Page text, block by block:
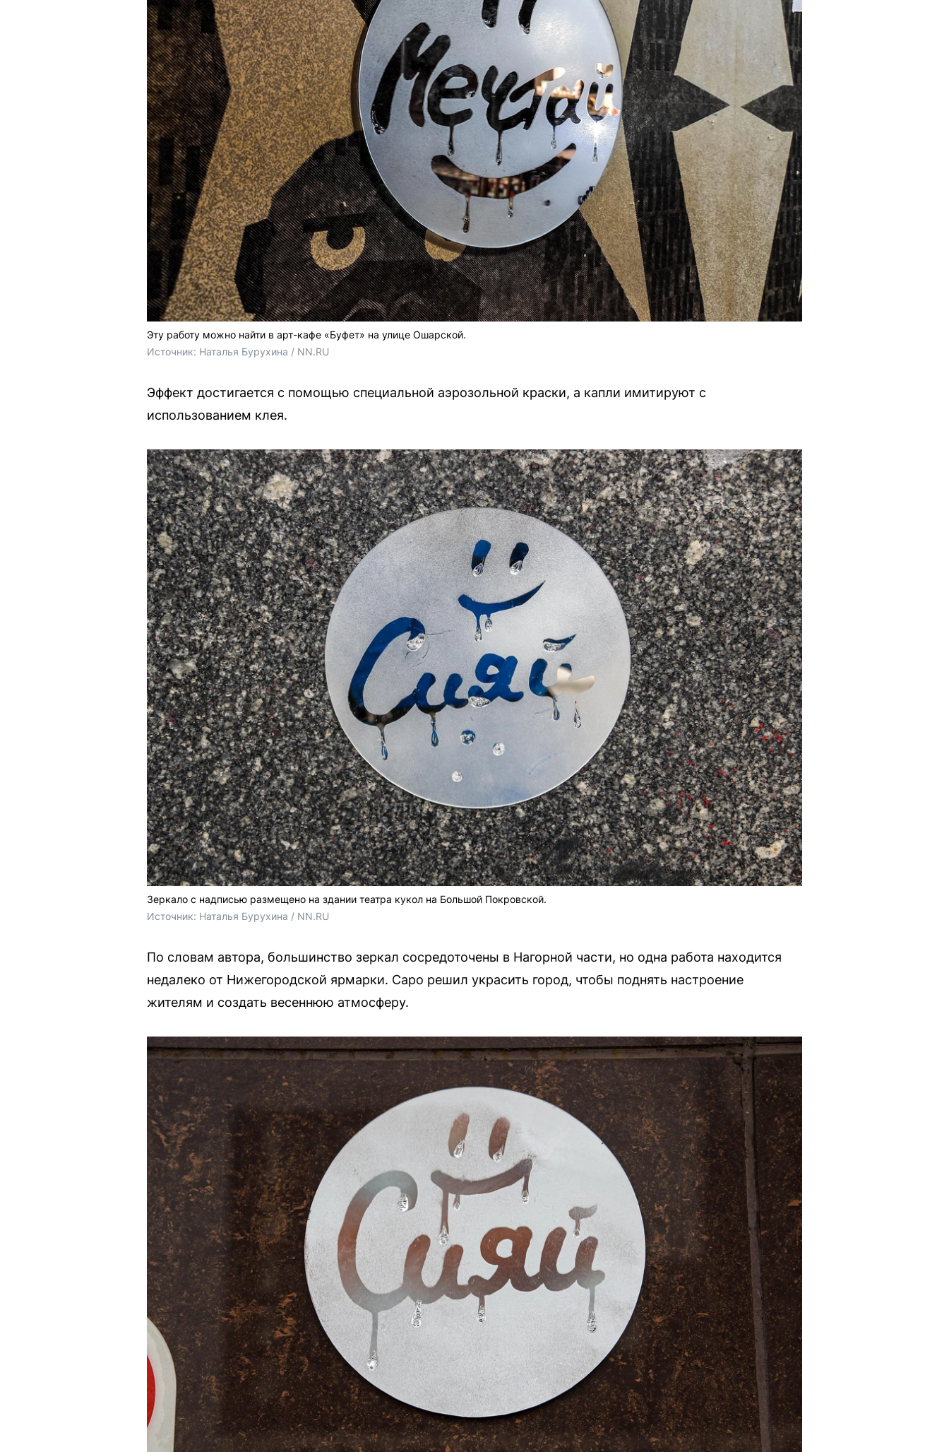
Эту работу можно найти в арт-кафе «Буфет» на улице Ошарской.
Источник: Наталья Бурухина / NN.RU
Эффект достигается с помощью специальной аэрозольной краски, а капли имитируют с
использованием клея.
Зеркало с надписью размещено на здании театра кукол на Большой Покровской.
Источник: Наталья Бурухина / NN.RU
По словам автора, большинство зеркал сосредоточены в Нагорной части, но одна работа находится
недалеко от Нижегородской ярмарки. Саро решил украсить город, чтобы поднять настроение
жителям и создать весеннюю атмосферу.